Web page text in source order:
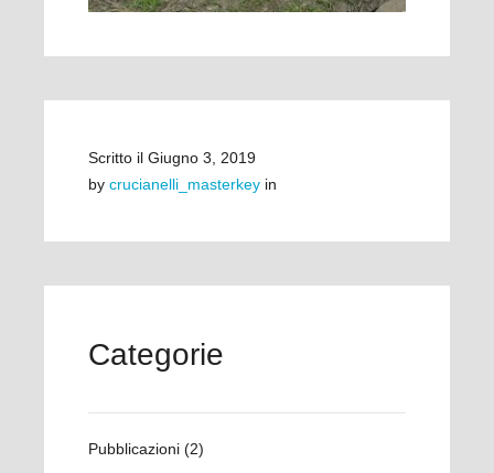
Scritto il Giugno 3, 2019
by crucianelli_masterkey in
Categorie
Pubblicazioni (2)